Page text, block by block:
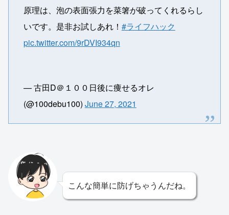
原理は、泡の表面張力を菜箸が破ってくれるらし
いです。是非お試しあれ！ #ライフハック
pic.twitter.com/9rDVI934qn
— 古田D＠１００日後に痩せるオレ
(@100debu100) June 27, 2021
こんな簡単に防げちゃうんだね。